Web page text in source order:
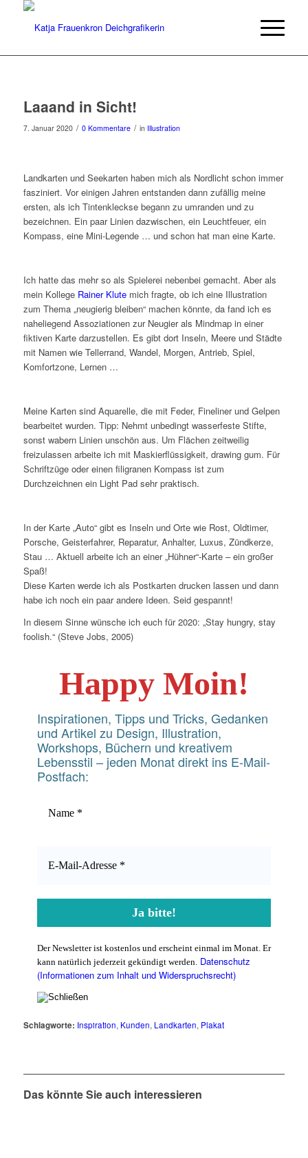
Laaand in Sicht!
7. Januar 2020 / 0 Kommentare / in Illustration
Landkarten und Seekarten haben mich als Nordlicht schon immer
fasziniert. Vor einigen Jahren entstanden dann zufällig meine
ersten, als ich Tintenkleckse begann zu umranden und zu
bezeichnen. Ein paar Linien dazwischen, ein Leuchtfeuer, ein
Kompass, eine Mini-Legende … und schon hat man eine Karte.
Ich hatte das mehr so als Spielerei nebenbei gemacht. Aber als
mein Kollege Rainer Klutemich fragte, ob ich eine Illustration
zum Thema „neugierig bleiben“ machen könnte, da fand ich es
naheliegend Assoziationen zur Neugier als Mindmap in einer
fiktiven Karte darzustellen. Es gibt dort Inseln, Meere und Städte
mit Namen wie Tellerrand, Wandel, Morgen, Antrieb, Spiel,
Komfortzone, Lernen …
Meine Karten sind Aquarelle, die mit Feder, Fineliner und Gelpen
bearbeitet wurden. Tipp: Nehmt unbedingt wasserfeste Stifte,
sonst wabern Linien unschön aus. Um Flächen zeitweilig
freizulassen arbeite ich mit Maskierflüssigkeit, drawing gum. Für
Schriftzüge oder einen filigranen Kompass ist zum
Durchzeichnen ein Light Pad sehr praktisch.
In der Karte „Auto“ gibt es Inseln und Orte wie Rost, Oldtimer,
Porsche, Geisterfahrer, Reparatur, Anhalter, Luxus, Zündkerze,
Stau … Aktuell arbeite ich an einer „Hühner“-Karte – ein großer
Spaß!
Diese Karten werde ich als Postkarten drucken lassen und dann
habe ich noch ein paar andere Ideen. Seid gespannt!
In diesem Sinne wünsche ich euch für 2020: „Stay hungry, stay
foolish.“ (Steve Jobs, 2005)
Happy Moin!
Inspirationen, Tipps und Tricks, Gedanken
und Artikel zu Design, Illustration,
Workshops, Büchern und kreativem
Lebensstil – jeden Monat direkt ins E-Mail-
Postfach:
Der Newsletter ist kostenlos und erscheint einmal im Monat. Er
kann natürlich jederzeit gekündigt werden. Datenschutz
(Informationen zum Inhalt und Widerspruchsrecht)
Schlagworte: Inspiration, Kunden, Landkarten, Plakat
Das könnte Sie auch interessieren